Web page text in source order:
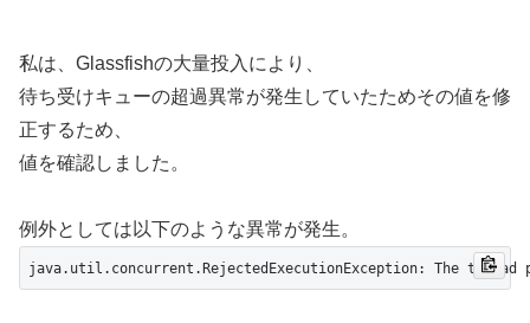
私は、Glassfishの大量投入により、
待ち受けキューの超過異常が発生していたためその値を修
正するため、
値を確認しました。
例外としては以下のような異常が発生。
java.util.concurrent.RejectedExecutionException: The